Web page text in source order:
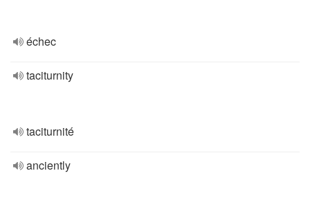
échec
taciturnity
taciturnité
anciently